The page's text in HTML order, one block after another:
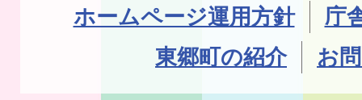
ホームページ運用方針
庁
東郷町の紹介
お